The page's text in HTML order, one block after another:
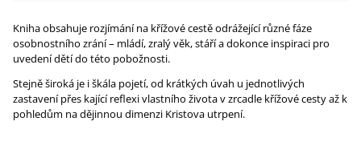
Kniha obsahuje rozjímání na křížové cestě odrážející různé fáze
osobnostního zrání – mládí, zralý věk, stáří a dokonce inspiraci pro
uvedení dětí do této pobožnosti.
Stejně široká je i škála pojetí, od krátkých úvah u jednotlivých
zastavení přes kající reflexi vlastního života v zrcadle křížové cesty až k
pohledům na dějinnou dimenzi Kristova utrpení.